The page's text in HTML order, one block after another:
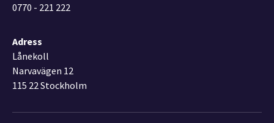
0770 - 221 222
Adress
Lånekoll
Narvavägen 12
115 22 Stockholm